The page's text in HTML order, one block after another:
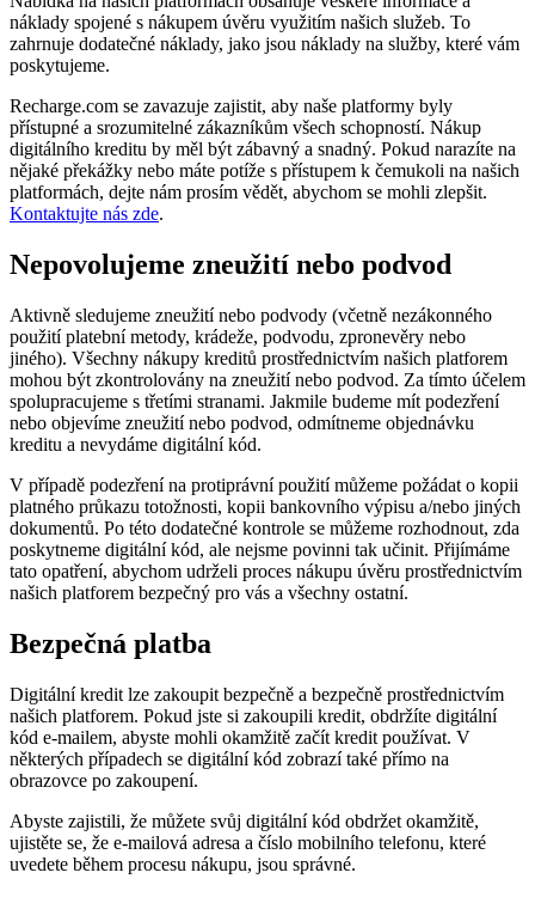
náklady spojené s nákupem úvěru využitím našich služeb. To
zahrnuje dodatečné náklady, jako jsou náklady na služby, které vám
poskytujeme.
Recharge.com se zavazuje zajistit, aby naše platformy byly
přístupné a srozumitelné zákazníkům všech schopností. Nákup
digitálního kreditu by měl být zábavný a snadný. Pokud narazíte na
nějaké překážky nebo máte potíže s přístupem k čemukoli na našich
platformách, dejte nám prosím vědět, abychom se mohli zlepšit.
Kontaktujte nás zde.
Nepovolujeme zneužití nebo podvod
Aktivně sledujeme zneužití nebo podvody (včetně nezákonného
použití platební metody, krádeže, podvodu, zpronevěry nebo
jiného). Všechny nákupy kreditů prostřednictvím našich platforem
mohou být zkontrolovány na zneužití nebo podvod. Za tímto účelem
spolupracujeme s třetími stranami. Jakmile budeme mít podezření
nebo objevíme zneužití nebo podvod, odmítneme objednávku
kreditu a nevydáme digitální kód.
V případě podezření na protiprávní použití můžeme požádat o kopii
platného průkazu totožnosti, kopii bankovního výpisu a/nebo jiných
dokumentů. Po této dodatečné kontrole se můžeme rozhodnout, zda
poskytneme digitální kód, ale nejsme povinni tak učinit. Přijímáme
tato opatření, abychom udrželi proces nákupu úvěru prostřednictvím
našich platforem bezpečný pro vás a všechny ostatní.
Bezpečná platba
Digitální kredit lze zakoupit bezpečně a bezpečně prostřednictvím
našich platforem. Pokud jste si zakoupili kredit, obdržíte digitální
kód e-mailem, abyste mohli okamžitě začít kredit používat. V
některých případech se digitální kód zobrazí také přímo na
obrazovce po zakoupení.
Abyste zajistili, že můžete svůj digitální kód obdržet okamžitě,
ujistěte se, že e-mailová adresa a číslo mobilního telefonu, které
uvedete během procesu nákupu, jsou správné.